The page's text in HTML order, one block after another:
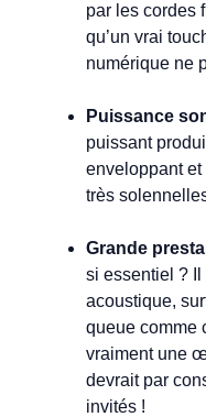
par les cordes
qu’un vrai
numérique ne
Puissance
puissant
enveloppant
très
Grande
si essentiel ? Il
acoustique,
queue comme
vraiment une
devrait par
invités !